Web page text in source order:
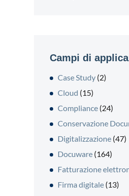
Campi di
Case Study(2)
Cloud (15)
Compliance(24)
Conservazione
Digitalizzazione(47)
Docuware(164)
Fatturazione
Firma digitale(13)